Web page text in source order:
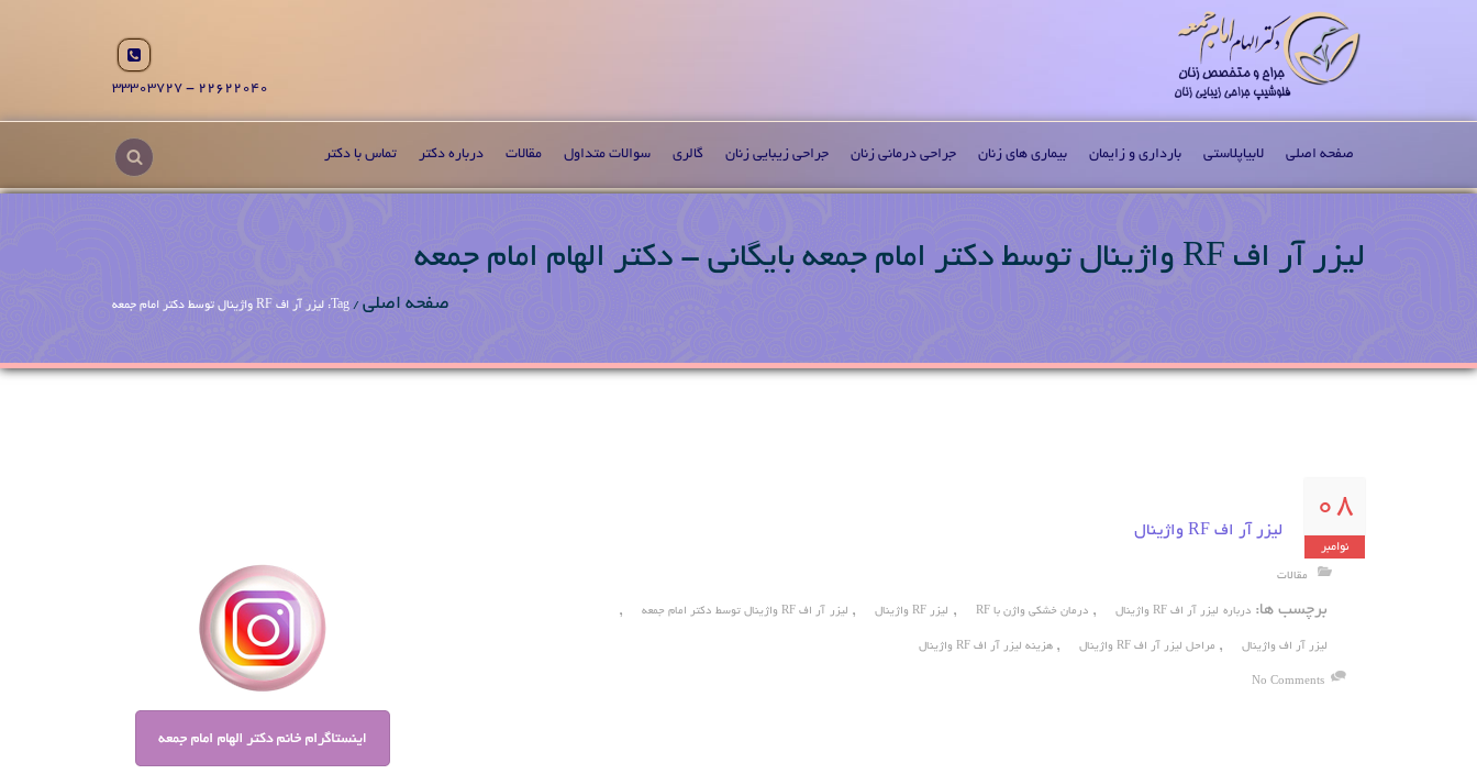
22622040 - 33303727
صفحه اصلی لابیاپلاستی بارداری و زایمان بیماری های زنان جراحی درمانی زنان جراحی زیبایی زنان گالری سوالات متداول مقالات درباره دکتر تماس با دکتر
لیزر آر اف RF واژینال توسط دکتر امام جمعه بایگانی - دکتر الهام امام جمعه
صفحه اصلی / Tag: لیزر آر اف RF واژینال توسط دکتر امام جمعه
08
نوامبر
لیزر آر اف RF واژینال
مقالات
برچسب ها: درباره لیزر آر اف RF واژینال , درمان خشکی واژن با RF , لیزر RF واژینال , لیزر آر اف RF واژینال توسط دکتر امام جمعه ,
لیزر آر اف واژینال , مراحل لیزر آر اف RF واژینال , هزینه لیزر آر اف RF واژینال
No Comments